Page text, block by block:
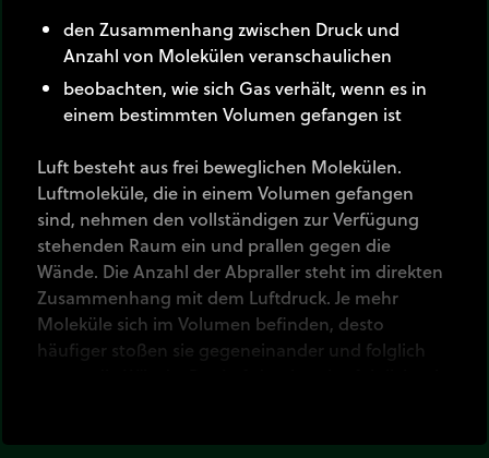
den Zusammenhang zwischen Druck und
Anzahl von Molekülen veranschaulichen
beobachten, wie sich Gas verhält, wenn es in
einem bestimmten Volumen gefangen ist
Luft besteht aus frei beweglichen Molekülen.
Luftmoleküle, die in einem Volumen gefangen
sind, nehmen den vollständigen zur Verfügung
stehenden Raum ein und prallen gegen die
Wände. Die Anzahl der Abpraller steht im direkten
Zusammenhang mit dem Luftdruck. Je mehr
Moleküle sich im Volumen befinden, desto
häufiger stoßen sie gegeneinander und folglich